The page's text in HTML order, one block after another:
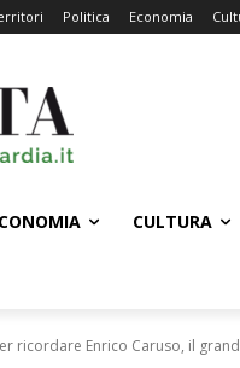
Politica Economia
CULTURA
ricordare Enrico Caruso, il